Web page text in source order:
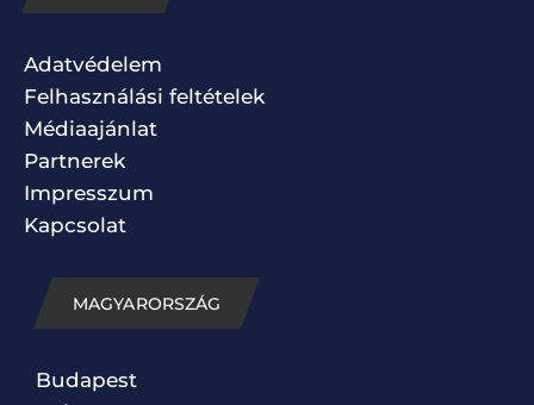
Adatvédelem
Felhasználási feltételek
Médiaajánlat
Partnerek
Impresszum
Kapcsolat
MAGYARORSZÁG
Budapest